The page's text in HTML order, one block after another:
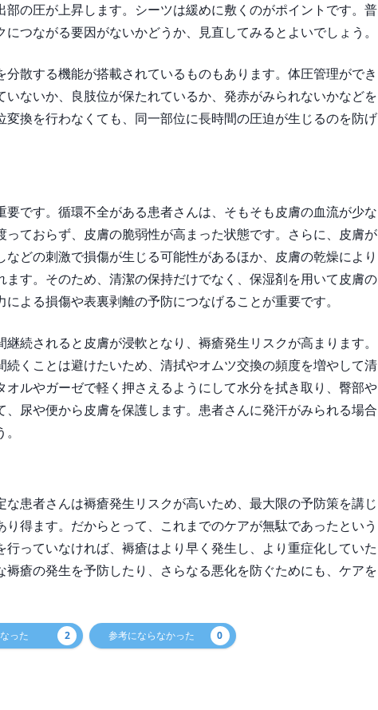
の圧が上昇します。シーツは緩めに敷くのがポイントです。普
つながる要因がないかどうか、見直してみるとよいでしょう。
散する機能が搭載されているものもあります。体圧管理ができ
ないか、良肢位が保たれているか、発赤がみられないかなどを
換を行わなくても、同一部位に長時間の圧迫が生じるのを防げ
です。循環不全がある患者さんは、そもそも皮膚の血流が少な
っておらず、皮膚の脆弱性が高まった状態です。さらに、皮膚が
どの刺激で損傷が生じる可能性があるほか、皮膚の乾燥により
す。そのため、清潔の保持だけでなく、保湿剤を用いて皮膚の
よる損傷や表裏剥離の予防につなげることが重要です。
続されると皮膚が浸軟となり、褥瘡発生リスクが高まります。
くことは避けたいため、清拭やオムツ交換の頻度を増やして清
ルやガーゼで軽く押さえるようにして水分を拭き取り、臀部や
尿や便から皮膚を保護します。患者さんに発汗がみられる場合
患者さんは褥瘡発生リスクが高いため、最大限の予防策を講じ
得ます。だからとって、これまでのケアが無駄であったという
っていなければ、褥瘡はより早く発生し、より重症化していた
瘡の発生を予防したり、さらなる悪化を防ぐためにも、ケアを
った 2 参考にならなかった 0